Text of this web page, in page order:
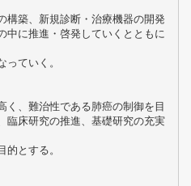
構築、新規診断・治療機器の開発
中に推進・啓発していくとともに
ていく。
く、難治性である肺癌の制御を目
臨床研究の推進、基礎研究の充実
とする。